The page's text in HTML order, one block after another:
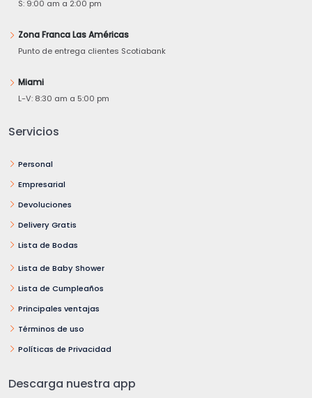
S: 9:00 am a 2:00 pm
Zona Franca Las Américas
Punto de entrega clientes Scotiabank
Miami
L-V: 8:30 am a 5:00 pm
Servicios
Personal
Empresarial
Devoluciones
Delivery Gratis
Lista de Bodas
Lista de Baby Shower
Lista de Cumpleaños
Principales ventajas
Términos de uso
Políticas de Privacidad
Descarga nuestra app